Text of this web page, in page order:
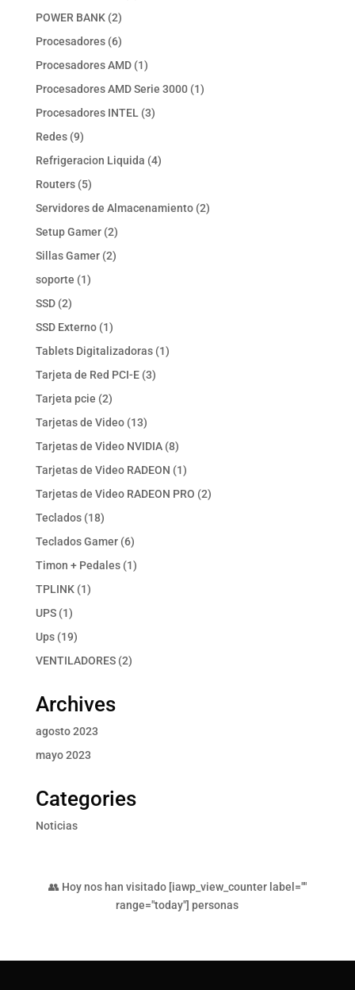
POWER BANK 22
productos
Procesadores 66
productos
Procesadores AMD 11
producto
Procesadores AMD Serie 3000 11
Procesadores INTEL 33
Redes 99
productos
Refrigeracion Liquida 44
Routers 55
productos
Servidores de Almacenamiento 22
Setup Gamer 22
productos
Sillas Gamer 22
soporte 11
SSD 22
productos
SSD Externo 11
producto
Tablets Digitalizadoras 11
Tarjeta de Red PCI-E 33
Tarjeta pcie 22
productos
Tarjetas de Video 1313
productos
Tarjetas de Video NVIDIA 88
productos
Tarjetas de Video RADEON 11
producto
Tarjetas de Video RADEON PRO 22
Teclados 1818
productos
Teclados Gamer 66
productos
Timon + Pedales 11
TPLINK 11
UPS 11
producto
Ups 1919
productos
VENTILADORES 22
Archives
agosto 2023
mayo 2023
Categories
Noticias
👥 Hoy nos han visitado [iawp_view_counter label=""
range="today"] personas